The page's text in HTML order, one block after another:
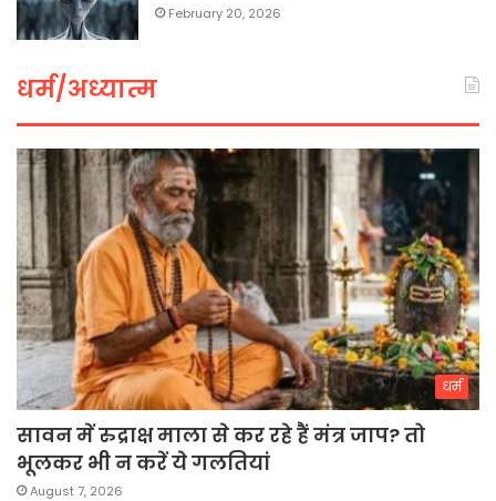
February 20, 2026
धर्म/अध्यात्म
धर्म
सावन में रुद्राक्ष माला से कर रहे हैं मंत्र जाप? तो
भूलकर भी न करें ये गलतियां
August 7, 2026